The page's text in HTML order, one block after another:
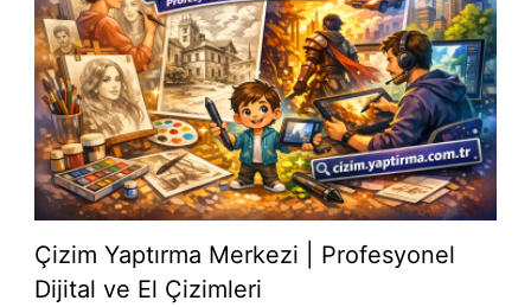
Çizim Yaptırma Merkezi | Profesyonel
Dijital ve El Çizimleri